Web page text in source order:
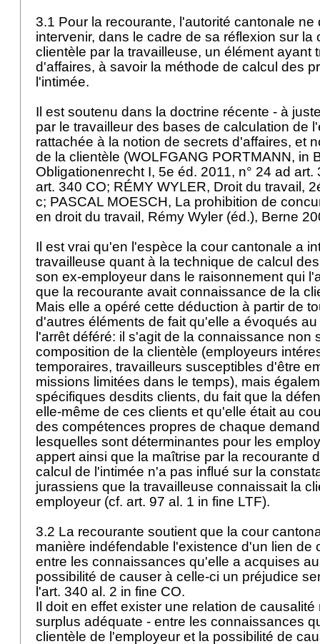
3.1 Pour la recourante, l'autorité cantonale ne
intervenir, dans le cadre de sa réflexion sur la
clientèle par la travailleuse, un élément ayant
d'affaires, à savoir la méthode de calcul des
l'intimée.
Il est soutenu dans la doctrine récente - à
par le travailleur des bases de calculation de
rattachée à la notion de secrets d'affaires, et
de la clientèle (WOLFGANG PORTMANN, in
Obligationenrecht I, 5e éd. 2011, n° 24 ad art.
art. 340 CO; RÉMY WYLER, Droit du travail,
c; PASCAL MOESCH, La prohibition de
en droit du travail, Rémy Wyler (éd.), Berne
Il est vrai qu'en l'espèce la cour cantonale a
travailleuse quant à la technique de calcul
son ex-employeur dans le raisonnement qui
que la recourante avait connaissance de la
Mais elle a opéré cette déduction à partir de
d'autres éléments de fait qu'elle a évoqués
l'arrêt déféré: il s'agit de la connaissance non
composition de la clientèle (employeurs
temporaires, travailleurs susceptibles d'être
missions limitées dans le temps), mais
spécifiques desdits clients, du fait que la
elle-même de ces clients et qu'elle était au
des compétences propres de chaque
lesquelles sont déterminantes pour les
appert ainsi que la maîtrise par la recourante
calcul de l'intimée n'a pas influé sur la
jurassiens que la travailleuse connaissait la
employeur (cf. art. 97 al. 1 in fine LTF).
3.2 La recourante soutient que la cour
manière indéfendable l'existence d'un lien de
entre les connaissances qu'elle a acquises
possibilité de causer à celle-ci un préjudice
l'art. 340 al. 2 in fine CO.
Il doit en effet exister une relation de causalité
surplus adéquate - entre les connaissances
clientèle de l'employeur et la possibilité de